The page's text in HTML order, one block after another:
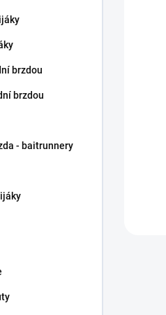
brzdou
brzdou
- baitrunnery